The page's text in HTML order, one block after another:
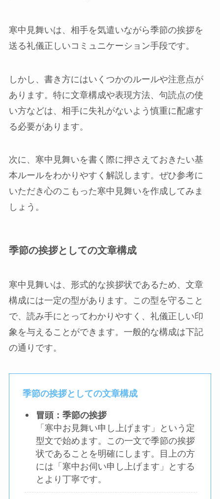
寒中見舞いは、相手を気遣いながら季節の挨拶を
送る礼儀正しいコミュニケーション手段です。
しかし、書き方にはいくつかのルールや注意点が
あります。特に文章構成や表現方法、句読点の使
い方などは、相手に失礼がないよう慎重に配慮す
る必要があります。
次に、寒中見舞いを書く際に押さえておきたい基
本ルールをわかりやすく解説します。ぜひ参考に
いただき心のこもった寒中見舞いを作成してみま
しょう。
季節の挨拶としての文章構成
寒中見舞いは、形式的な挨拶状であるため、文章
構成には一定の型があります。この型を守ること
で、読み手にとってわかりやすく、礼儀正しい印
象を与えることができます。一般的な構成は下記
の通りです。
季節の挨拶としての文章構成
冒頭：季節の挨拶
「寒中お見舞い申し上げます」という定
型文で始めます。この一文で季節の挨拶
状であることを明確にします。目上の方
には「寒中お伺い申し上げます」とする
とより丁寧です。